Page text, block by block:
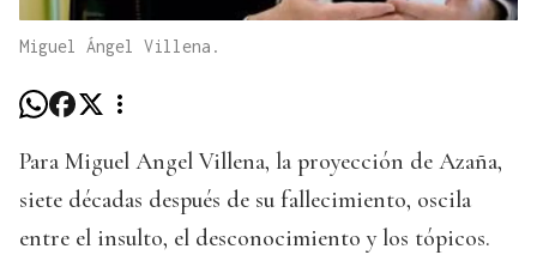
Miguel Ángel Villena.
Para Miguel Angel Villena, la proyección de Azaña,
siete décadas después de su fallecimiento, oscila
entre el insulto, el desconocimiento y los tópicos.